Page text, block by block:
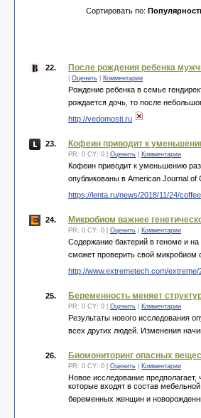
Сортировать по:
22. После рождения ребенка
Оценить Комментарии
Рождение ребенка в семье
рождается дочь, то после
http://vedomosti.ru
23. Кофеин приводит к
PR: 0 CY: 0 | Оценить Комментарии
Кофеин приводит к уменьшению
опубликованы в American Journal of
https://lenta.ru/news/2018/11/24/
24. Микробиом важнее
PR: 0 CY: 0 | Оценить Комментарии
Содержание бактерий в геноме и
сможет проверить свой микробиом
http://www.extremetech.com/
25. Беременность меняет
PR: 0 CY: 0 | Оценить Комментарии
Результаты нового исследования
всех других людей. Изменения
26. Биомониторинг опасных
PR: 0 CY: 0 | Оценить Комментарии
Новое исследование
которые входят в состав
беременных женщин и